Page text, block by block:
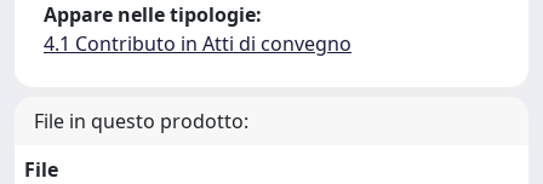
Appare nelle tipologie:
4.1 Contributo in Atti di convegno
File in questo prodotto:
File